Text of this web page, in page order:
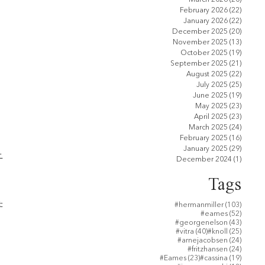
February 2026 (22)22
January 2026 (22)22
December 2025 (20)20
November 2025 (13)13
October 2025 (19)19
September 2025 (21)21
August 2025 (22)22
July 2025 (25)25
June 2025 (19)19
May 2025 (23)23
April 2025 (23)23
March 2025 (24)24
February 2025 (16)16
January 2025 (29)29
December 2024 (1)1 post
Tags
#hermanmiller (103)103
#eames (52)52
#georgenelson (43)43
#vitra (40)40 posts
#knoll (25)25
#arnejacobsen (24)24
#fritzhansen (24)24
#Eames (23)23 posts
#cassina (19)19